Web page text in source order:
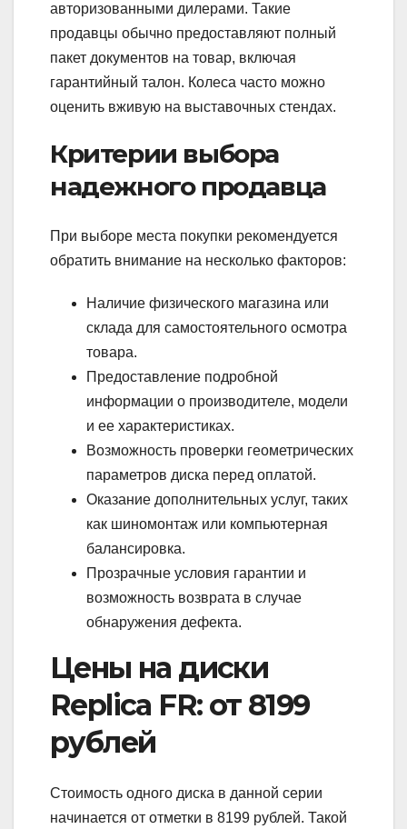
авторизованными дилерами. Такие
продавцы обычно предоставляют полный
пакет документов на товар, включая
гарантийный талон. Колеса часто можно
оценить вживую на выставочных стендах.
Критерии выбора
надежного продавца
При выборе места покупки рекомендуется
обратить внимание на несколько факторов:
Наличие физического магазина или
склада для самостоятельного осмотра
товара.
Предоставление подробной
информации о производителе, модели
и ее характеристиках.
Возможность проверки геометрических
параметров диска перед оплатой.
Оказание дополнительных услуг, таких
как шиномонтаж или компьютерная
балансировка.
Прозрачные условия гарантии и
возможность возврата в случае
обнаружения дефекта.
Цены на диски
Replica FR: от 8199
рублей
Стоимость одного диска в данной серии
начинается от отметки в 8199 рублей. Такой